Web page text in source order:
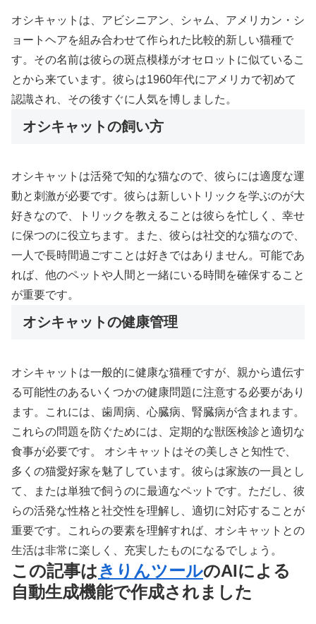
オシキャットは、アビシニアン、シャム、アメリカン・シ
ョートヘアを組み合わせて作られた比較的新しい猫種で
す。その名前は彼らの斑点模様がオセロットに似ているこ
とから来ています。彼らは1960年代にアメリカで初めて
認識され、その後すぐに人気を博しました。
オシキャットの飼い方
オシキャットは活発で知的な猫なので、彼らには適度な運
動と刺激が必要です。彼らは新しいトリックを学ぶのが大
好きなので、トリックを教えることは彼らを忙しく、幸せ
に保つのに役立ちます。また、彼らは社交的な猫なので、
一人で長時間過ごすことは好きではありません。可能であ
れば、他のペットや人間と一緒にいる時間を確保すること
が重要です。
オシキャットの健康管理
オシキャットは一般的に健康な猫種ですが、親から遺伝す
る可能性のあるいくつかの健康問題に注意する必要があり
ます。これには、歯周病、心臓病、腎臓病が含まれます。
これらの問題を防ぐためには、定期的な獣医検診と適切な
食事が必要です。 オシキャットはその美しさと知性で、
多くの猫愛好家を魅了しています。彼らは家族の一員とし
て、または単独で飼うのに最適なペットです。ただし、彼
らの活発な性格と社交性を理解し、適切に対応することが
重要です。これらの要素を理解すれば、オシキャットとの
生活は非常に楽しく、充実したものになるでしょう。
この記事はきりんツールのAIによる
自動生成機能で作成されました